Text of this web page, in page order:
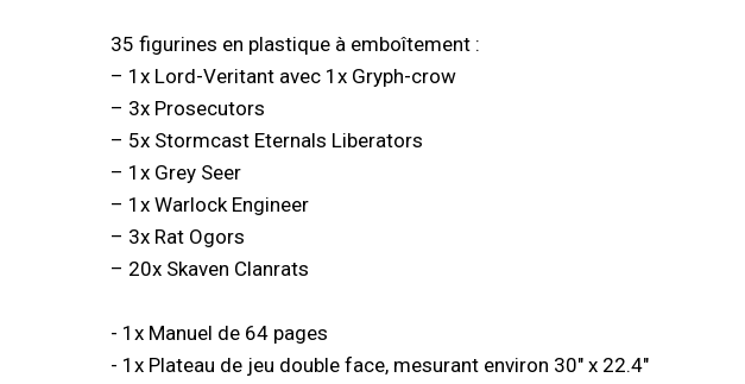
35 figurines en plastique à emboîtement :
– 1x Lord-Veritant avec 1x Gryph-crow
– 3x Prosecutors
– 5x Stormcast Eternals Liberators
– 1x Grey Seer
– 1x Warlock Engineer
– 3x Rat Ogors
– 20x Skaven Clanrats
- 1x Manuel de 64 pages
- 1x Plateau de jeu double face, mesurant environ 30" x 22.4"